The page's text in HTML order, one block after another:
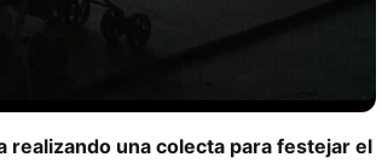
realizando una colecta para festejar el